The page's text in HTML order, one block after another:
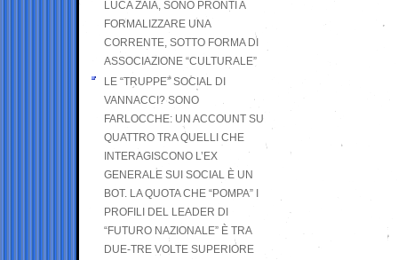
LUCA ZAIA, SONO PRONTI A
FORMALIZZARE UNA
CORRENTE, SOTTO FORMA DI
ASSOCIAZIONE “CULTURALE”
LE “TRUPPE” SOCIAL DI
VANNACCI? SONO
FARLOCCHE: UN ACCOUNT SU
QUATTRO TRA QUELLI CHE
INTERAGISCONO L’EX
GENERALE SUI SOCIAL È UN
BOT. LA QUOTA CHE “POMPA” I
PROFILI DEL LEADER DI
“FUTURO NAZIONALE” È TRA
DUE-TRE VOLTE SUPERIORE